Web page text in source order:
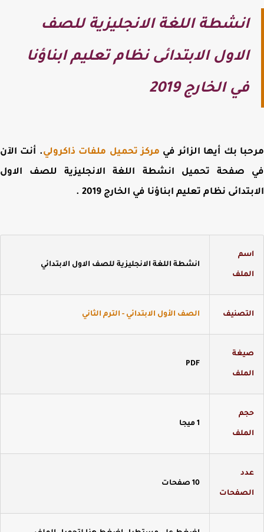
انشطة اللغة الانجليزية للصف
الاول الابتدائى نظام تعليم ابناؤنا
في الخارج 2019
بك أيها الزائر فيمركز تحميل ملفات ذاكرولي. أنت الآن
صفحةتحميل انشطة اللغة الانجليزية للصف الاول
نظام تعليم ابناؤنا في الخارج 2019 .
اسم
الملف
انشطة اللغة الانجليزية للصف الاول الابتدائي
التصنيف الصف الأول الابتدائي - الترم الثاني
صيغة
الملف
PDF
حجم
الملف
عدد
الصفحات